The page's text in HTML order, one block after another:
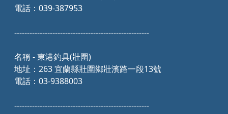
電話：039-387953
-----------------------------------------------------
名稱 - 東港釣具(壯圍)
地址：263 宜蘭縣壯圍鄉壯濱路一段13號
電話：03-9388003
-----------------------------------------------------